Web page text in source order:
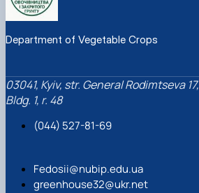
Department of Vegetable Crops
03041, Kyiv, str. General Rodimtseva 17,
Bldg. 1, r. 48
(044) 527-81-69
Fedosii@nubip.edu.ua
greenhouse32@ukr.net